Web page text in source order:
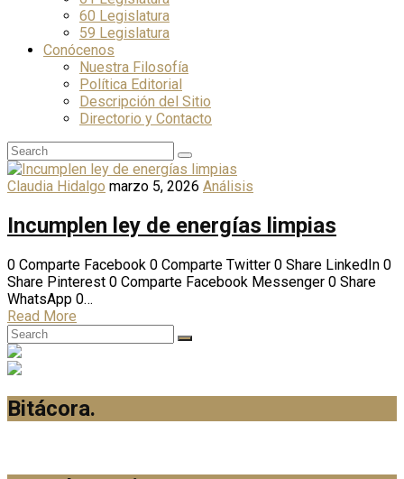
60 Legislatura
59 Legislatura
Conócenos
Nuestra Filosofía
Política Editorial
Descripción del Sitio
Directorio y Contacto
Claudia Hidalgo marzo 5, 2026 Análisis
Incumplen ley de energías limpias
0 Comparte Facebook 0 Comparte Twitter 0 Share LinkedIn 0
Share Pinterest 0 Comparte Facebook Messenger 0 Share
WhatsApp 0…
Read More
Bitácora.